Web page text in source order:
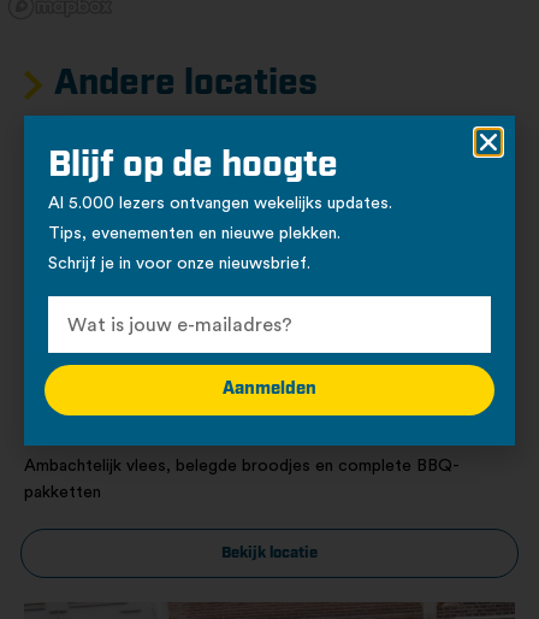
Andere locaties
Winkels
Slagerij Koeleman
Ambachtelijk vlees, belegde broodjes en complete BBQ-
pakketten
Bekijk locatie
Blijf op de hoogte
Al 5.000 lezers ontvangen wekelijks updates.
Tips, evenementen en nieuwe plekken.
Schrijf je in voor onze nieuwsbrief.
Aanmelden